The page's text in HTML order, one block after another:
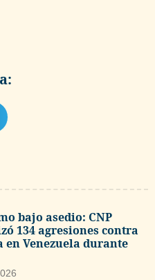
bajo asedio: CNP
134 agresiones contra
en Venezuela durante